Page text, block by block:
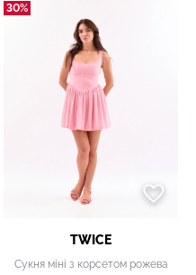
30%
TWICE
Сукня міні з корсетом рожева